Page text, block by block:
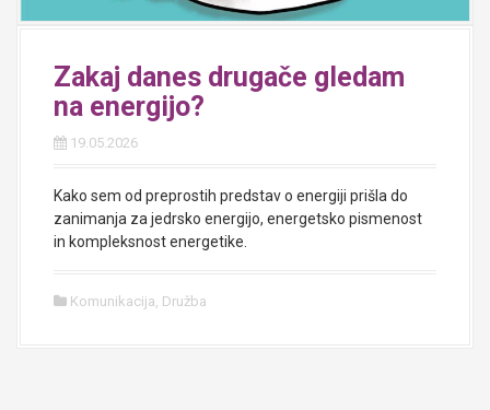
Zakaj danes drugače gledam
na energijo?
19.05.2026
Kako sem od preprostih predstav o energiji prišla do
zanimanja za jedrsko energijo, energetsko pismenost
in kompleksnost energetike.
Komunikacija Družba